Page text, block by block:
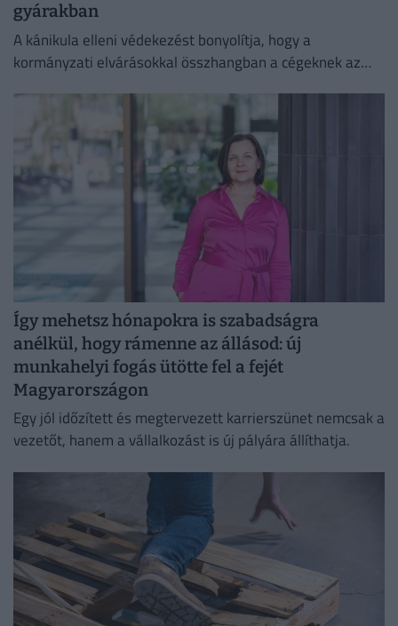
gyárakban
A kánikula elleni védekezést bonyolítja, hogy a
kormányzati elvárásokkal összhangban a cégeknek az
Így mehetsz hónapokra is szabadságra
anélkül, hogy rámenne az állásod: új
munkahelyi fogás ütötte fel a fejét
Magyarországon
Egy jól időzített és megtervezett karrierszünet nemcsak a
vezetőt, hanem a vállalkozást is új pályára állíthatja.